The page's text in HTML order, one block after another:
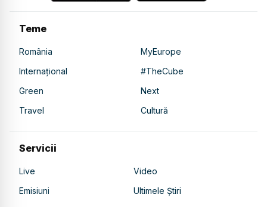
Teme
România
MyEurope
Internațional
#TheCube
Green
Next
Travel
Cultură
Servicii
Live
Video
Emisiuni
Ultimele Știri